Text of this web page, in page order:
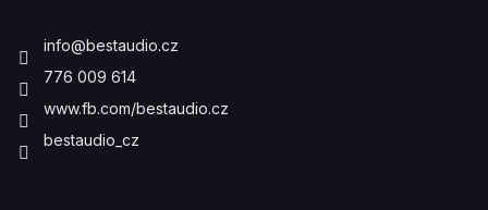
info@bestaudio.cz
776 009 614
www.fb.com/bestaudio.cz
bestaudio_cz